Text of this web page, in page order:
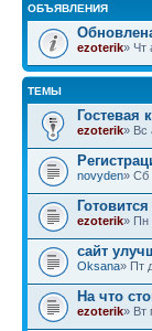
ОБЪЯВЛЕНИЯ
ezoterik» Чт
ТЕМЫ
Гостевая
ezoterik» Вс
novyden» Сб
ezoterik» Пн
сайт
Oksana» Пт
На что
ezoterik» Вт